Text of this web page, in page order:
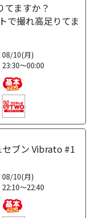
てますか？
撮れ高足りてま
08/10(月)
23:30～00:00
ブン Vibrato #1
08/10(月)
22:10～22:40